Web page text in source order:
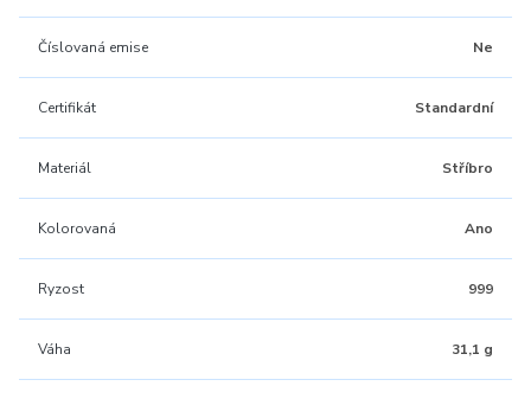
Číslovaná emise Ne
Certifikát Standardní
Materiál Stříbro
Kolorovaná Ano
Ryzost 999
Váha 31,1 g